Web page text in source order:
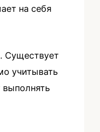
на себя
Существует
учитывать
выполнять